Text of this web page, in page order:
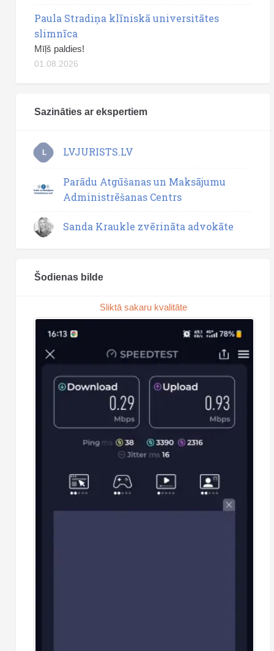
Paula Stradiņa klīniskā universitātes
slimnīca
Mīļš paldies!
01.08.2026
Sazināties ar ekspertiem
L LVJURISTS.LV
Parādu Atgūšanas un Maksājumu
Administrēšanas Centrs
Sanda Kraukle zvērināta advokāte
Šodienas bilde
Sliktā sakaru kvalitāte